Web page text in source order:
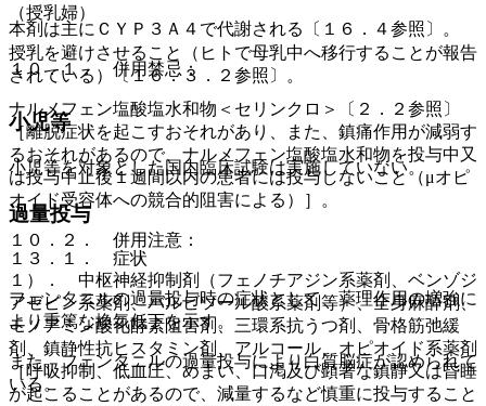
（授乳婦）
授乳を避けさせること（ヒトで母乳中へ移行することが報告
されている）〔１６．３．２参照〕。
小児等
小児等を対象とした国内臨床試験は実施していない。
過量投与
１３．１． 症状
フェンタニルの過量投与時の症状として、薬理作用の増強に
より重篤な換気低下を示す。
また、フェンタニルの過量投与により白質脳症が認められて
いる。
本剤は主にＣＹＰ３Ａ４で代謝される〔１６．４参照〕。
１０．１． 併用禁忌：
ナルメフェン塩酸塩水和物＜セリンクロ＞〔２．２参照〕
［離脱症状を起こすおそれがあり、また、鎮痛作用が減弱す
るおそれがあるので、ナルメフェン塩酸塩水和物を投与中又
は投与中止後１週間以内の患者には投与しないこと（μオピ
オイド受容体への競合的阻害による）］。
１０．２． 併用注意：
１）． 中枢神経抑制剤（フェノチアジン系薬剤、ベンゾジ
アゼピン系薬剤、バルビツール酸系薬剤等）、全身麻酔剤、
モノアミン酸化酵素阻害剤、三環系抗うつ剤、骨格筋弛緩
剤、鎮静性抗ヒスタミン剤、アルコール、オピオイド系薬剤
［呼吸抑制、低血圧、めまい、口渇及び顕著な鎮静又は昏睡
が起こることがあるので、減量するなど慎重に投与すること